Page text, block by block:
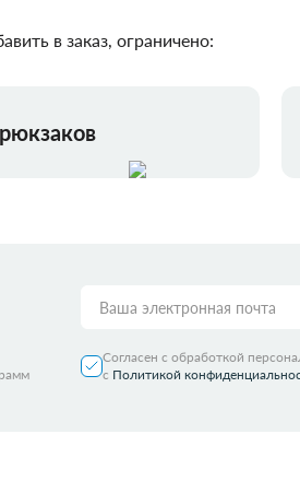
в заказ, ограничено:
Согласен с обработкой
с Политикой